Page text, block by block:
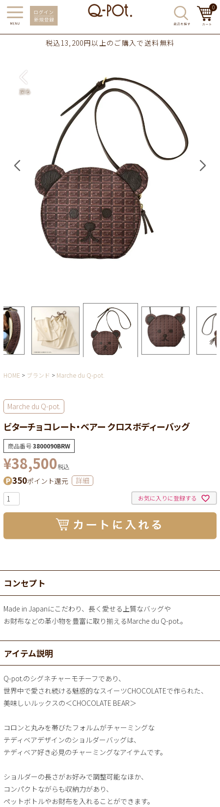
0
税込13,200円以上のご購入で送料無料
HOME ブランド Marche du Q-pot.
Marche du Q-pot.
ビターチョコレート・ベアー クロスボディーバッグ
商品番号3800090BRW
¥38,500税込
350ポイント還元 詳細
お気に入りに登録する
コンセプト
Made in Japanにこだわり、長く愛せる上質なバッグや
お財布などの革小物を豊富に取り揃えるMarche du Q-pot.。
アイテム説明
Q-pot.のシグネチャーモチーフであり、
世界中で愛され続ける魅惑的なスイーツCHOCOLATEで作られた、
美味しいルックスの＜CHOCOLATE BEAR＞
コロンと丸みを帯びたフォルムがチャーミングな
テディベアデザインのショルダーバッグは、
テディベア好き必見のチャーミングなアイテムです。
ショルダーの長さがお好みで調整可能なほか、
コンパクトながらも収納力があり、
ペットボトルやお財布を入れることができます。